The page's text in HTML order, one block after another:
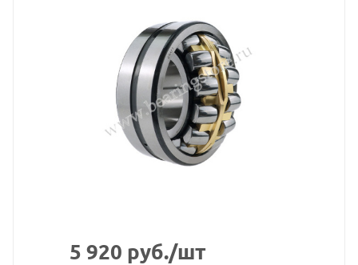
CRAFT
BEARINGS
взят
с
сайта
https://
без
5 920 руб./шт